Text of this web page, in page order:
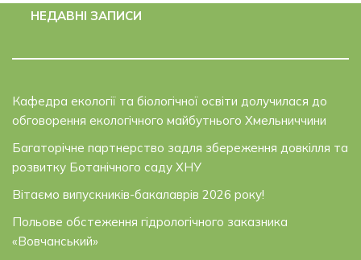
НЕДАВНІ ЗАПИСИ
Кафедра екології та біологічної освіти долучилася до
обговорення екологічного майбутнього Хмельниччини
Багаторічне партнерство задля збереження довкілля та
розвитку Ботанічного саду ХНУ
Вітаємо випускників-бакалаврів 2026 року!
Польове обстеження гідрологічного заказника
«Вовчанський»